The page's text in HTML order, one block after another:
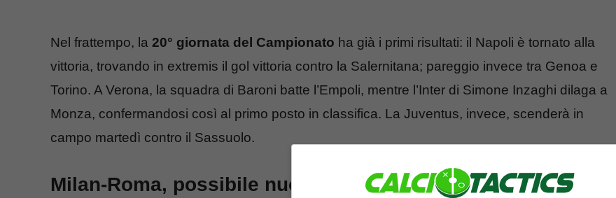
Nel frattempo, la 20° giornata del Campionato ha già i primi risultati: il Napoli è tornato alla
vittoria, trovando in extremis il gol vittoria contro la Salernitana; pareggio invece tra Genoa e
Torino. A Verona, la squadra di Baroni batte l’Empoli, mentre l’Inter di Simone Inzaghi dilaga a
Monza, confermandosi così al primo posto in classifica. La Juventus, invece, scenderà in
campo martedì contro il Sassuolo.
Milan-Roma, possibile nuovo esordio in Serie A per un